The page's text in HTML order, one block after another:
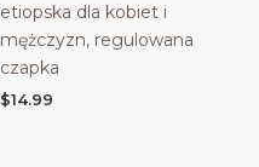
etiopska dla kobiet i
mężczyzn, regulowana
czapka
$14.99